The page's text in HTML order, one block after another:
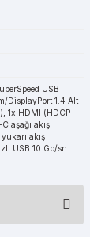
USB
DisplayPort 1.4 Alt
1x HDMI (HDCP
aşağı akış
akış
USB 10 Gb/sn